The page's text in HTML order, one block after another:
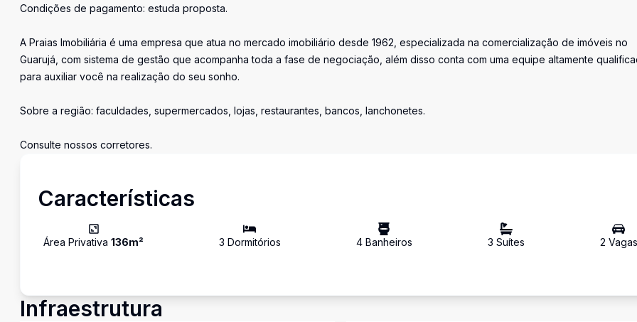
Condições de pagamento: estuda proposta.
A Praias Imobiliária é uma empresa que atua no mercado imobiliário desde 1962, especializada na comercialização de imóveis no
Guarujá, com sistema de gestão que acompanha toda a fase de negociação, além disso conta com uma equipe altamente
para auxiliar você na realização do seu sonho.
Sobre a região: faculdades, supermercados, lojas, restaurantes, bancos, lanchonetes.
Consulte nossos corretores.
Características
Área Privativa 136m² 3 Dormitórios 4Banheiros 3 Suítes 2 Vagas
Infraestrutura